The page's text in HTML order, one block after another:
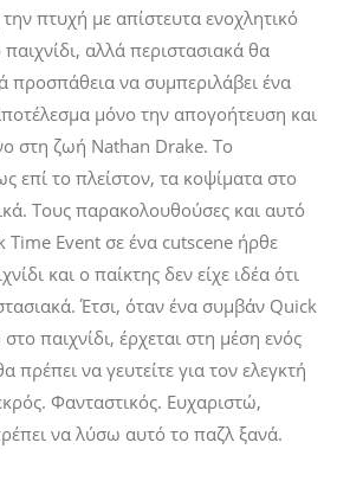
πτυχή με απίστευτα ενοχλητικό
αλλά περιστασιακά θα
προσπάθεια να συμπεριλάβει ένα
μόνο την απογοήτευση και
στη ζωή Nathan Drake. Το
επί το πλείστον, τα κοψίματα στο
Τους παρακολουθούσες και αυτό
Event σε ένα cutscene ήρθε
και ο παίκτης δεν είχε ιδέα ότι
Έτσι, όταν ένα συμβάν Quick
παιχνίδι, έρχεται στη μέση ενός
πρέπει να γευτείτε για τον ελεγκτή
Φανταστικός. Ευχαριστώ,
να λύσω αυτό το παζλ ξανά.